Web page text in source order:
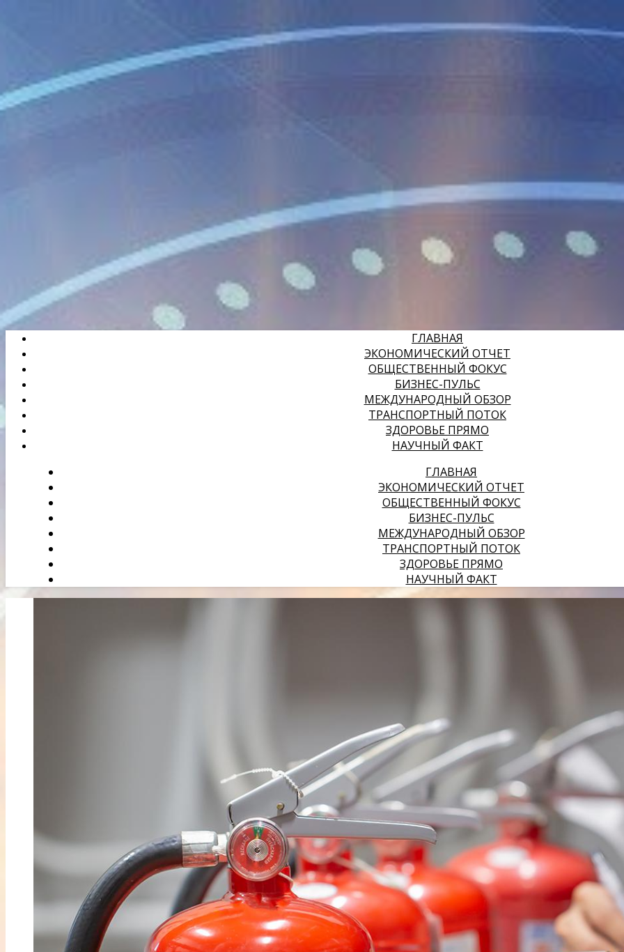
ГЛАВНАЯ
ЭКОНОМИЧЕСКИЙ ОТЧЕТ
ОБЩЕСТВЕННЫЙ ФОКУС
БИЗНЕС-ПУЛЬС
МЕЖДУНАРОДНЫЙ ОБЗОР
ТРАНСПОРТНЫЙ ПОТОК
ЗДОРОВЬЕ ПРЯМО
НАУЧНЫЙ ФАКТ
ГЛАВНАЯ
ЭКОНОМИЧЕСКИЙ ОТЧЕТ
ОБЩЕСТВЕННЫЙ ФОКУС
БИЗНЕС-ПУЛЬС
МЕЖДУНАРОДНЫЙ ОБЗОР
ТРАНСПОРТНЫЙ ПОТОК
ЗДОРОВЬЕ ПРЯМО
НАУЧНЫЙ ФАКТ